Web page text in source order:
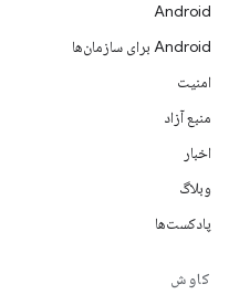
Android
Android برای سازمان‌ها
امنیت
منبع آزاد
اخبار
وبلاگ
پادکست‌ها
کاوش